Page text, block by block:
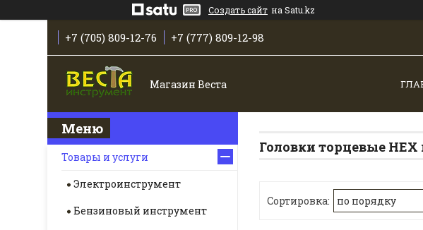
Создать сайт на Satu.kz
+7 (705) 809-12-76 +7 (777) 809-12-98
Магазин Веста
Головки торцевые
Товары и услуги
Электроинструмент
Бензиновый инструмент